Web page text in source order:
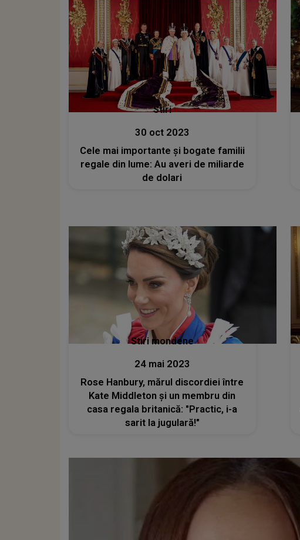
Stiri
30 oct 2023
Cele mai importante și bogate familii
regale din lume: Au averi de miliarde
de dolari
Stiri mondene
24 mai 2023
Rose Hanbury, mărul discordiei între
Kate Middleton și un membru din
casa regala britanică: "Practic, i-a
sarit la jugulară!"